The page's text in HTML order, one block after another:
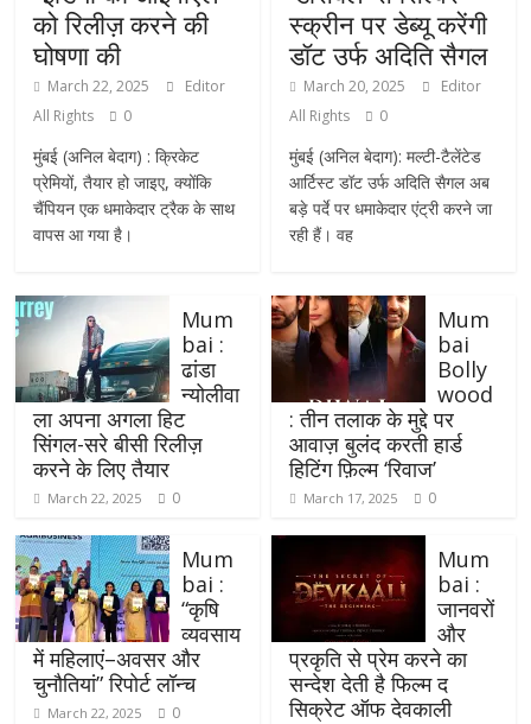
को रिलीज़ करने की
घोषणा की
March 22, 2025
Editor
All Rights
0
मुंबई (अनिल बेदाग) : क्रिकेट
प्रेमियों, तैयार हो जाइए, क्योंकि
चैंपियन एक धमाकेदार ट्रैक के साथ
वापस आ गया है।
Mum
bai :
ढांडा
न्योलीवा
ला अपना अगला हिट
सिंगल-सरे बीसी रिलीज़
करने के लिए तैयार
March 22, 2025 0
Mum
bai :
“कृषि
व्यवसाय
में महिलाएं–अवसर और
चुनौतियां” रिपोर्ट लॉन्च
March 22, 2025 0
स्क्रीन पर डेब्यू करेंगी
डॉट उर्फ अदिति सैगल
March 20, 2025
Editor
All Rights
0
मुंबई (अनिल बेदाग): मल्टी-टैलेंटेड
आर्टिस्ट डॉट उर्फ अदिति सैगल अब
बड़े पर्दे पर धमाकेदार एंट्री करने जा
रही हैं। वह
Mum
bai
Bolly
wood
: तीन तलाक के मुद्दे पर
आवाज़ बुलंद करती हार्ड
हिटिंग फ़िल्म ‘रिवाज’
March 17, 2025 0
Mum
bai :
जानवरों
और
प्रकृति से प्रेम करने का
सन्देश देती है फिल्म द
सिक्रेट ऑफ देवकाली